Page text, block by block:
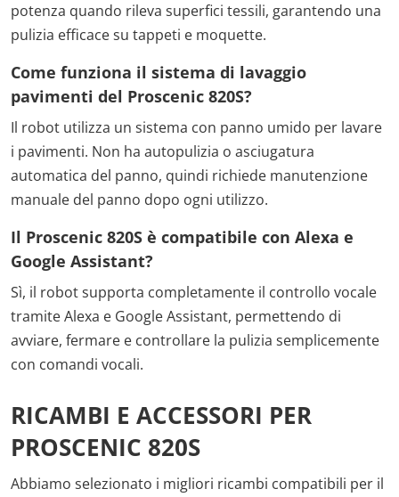
potenza quando rileva superfici tessili, garantendo una
pulizia efficace su tappeti e moquette.
Come funziona il sistema di lavaggio
pavimenti del Proscenic 820S?
Il robot utilizza un sistema con panno umido per lavare
i pavimenti. Non ha autopulizia o asciugatura
automatica del panno, quindi richiede manutenzione
manuale del panno dopo ogni utilizzo.
Il Proscenic 820S è compatibile con Alexa e
Google Assistant?
Sì, il robot supporta completamente il controllo vocale
tramite Alexa e Google Assistant, permettendo di
avviare, fermare e controllare la pulizia semplicemente
con comandi vocali.
RICAMBI E ACCESSORI PER
PROSCENIC 820S
Abbiamo selezionato i migliori ricambi compatibili per il